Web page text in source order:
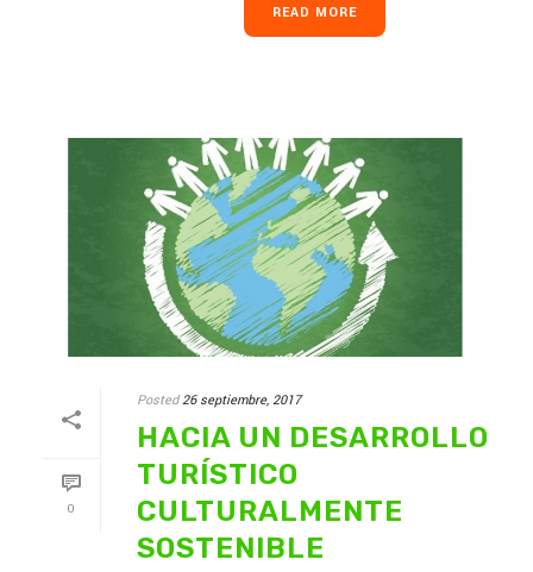
READ MORE
0
Posted 26 septiembre, 2017
HACIA UN DESARROLLO
TURÍSTICO
CULTURALMENTE
SOSTENIBLE